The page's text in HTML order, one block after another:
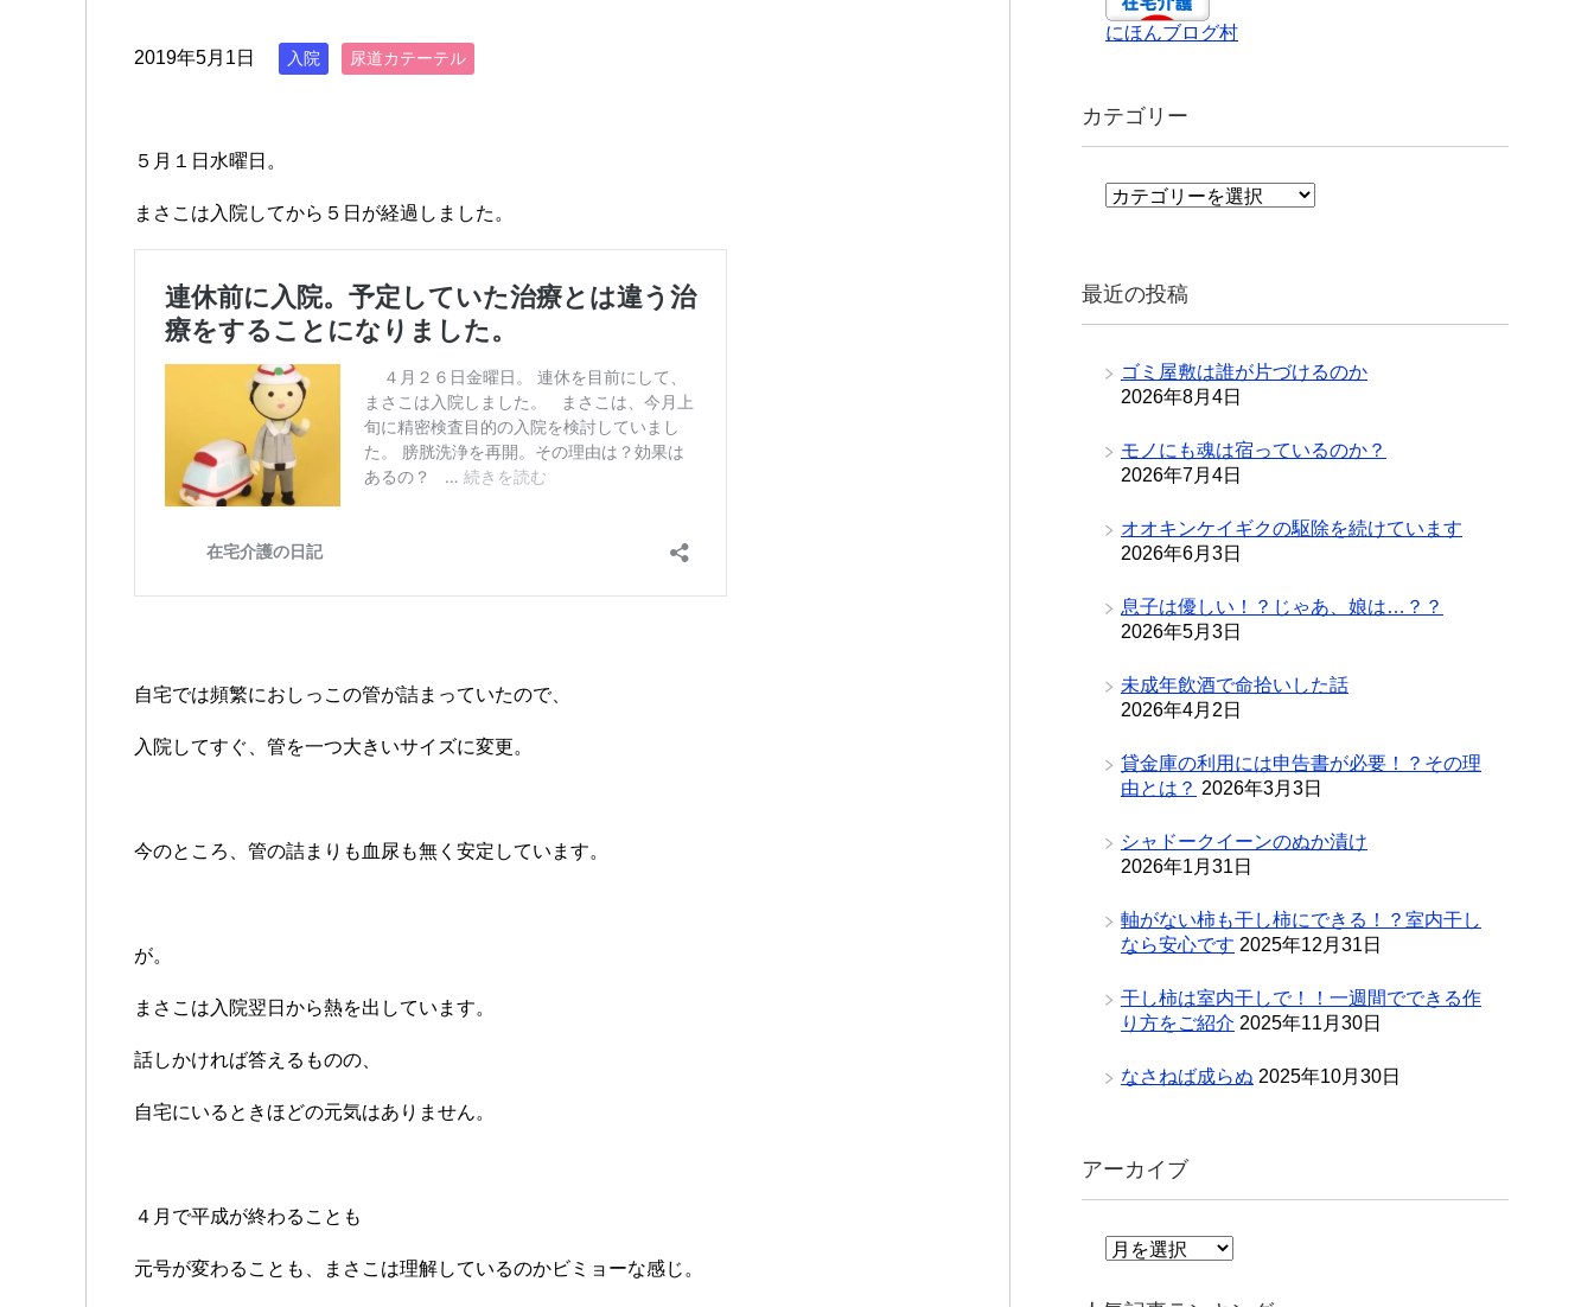
2019年5月1日 入院 尿道カテーテル
５月１日水曜日。
まさこは入院してから５日が経過しました。
自宅では頻繁におしっこの管が詰まっていたので、
入院してすぐ、管を一つ大きいサイズに変更。
今のところ、管の詰まりも血尿も無く安定しています。
が。
まさこは入院翌日から熱を出しています。
話しかければ答えるものの、
自宅にいるときほどの元気はありません。
４月で平成が終わることも
元号が変わることも、まさこは理解しているのかビミョーな感じ。
にほんブログ村
カテゴリー
カ
ー
最近の投稿
ゴミ屋敷は誰が片づけるのか
2026年8月4日
モノにも魂は宿っているのか？
2026年7月4日
オオキンケイギクの駆除を続けています
2026年6月3日
息子は優しい！？じゃあ、娘は…？？
2026年5月3日
未成年飲酒で命拾いした話
2026年4月2日
貸金庫の利用には申告書が必要！？その理
由とは？ 2026年3月3日
シャドークイーンのぬか漬け
2026年1月31日
軸がない柿も干し柿にできる！？室内干し
なら安心です 2025年12月31日
干し柿は室内干しで！！一週間でできる作
り方をご紹介 2025年11月30日
なさねば成らぬ 2025年10月30日
アーカイブ
ア